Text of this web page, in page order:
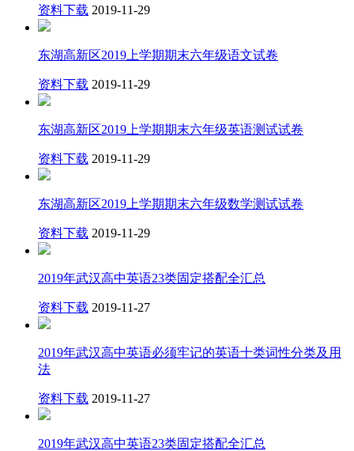
资料下载 2019-11-29
东湖高新区2019上学期期末六年级语文试卷
资料下载 2019-11-29
东湖高新区2019上学期期末六年级英语测试试卷
资料下载 2019-11-29
东湖高新区2019上学期期末六年级数学测试试卷
资料下载 2019-11-29
2019年武汉高中英语23类固定搭配全汇总
资料下载 2019-11-27
2019年武汉高中英语必须牢记的英语十类词性分类及用
法
资料下载 2019-11-27
2019年武汉高中英语23类固定搭配全汇总